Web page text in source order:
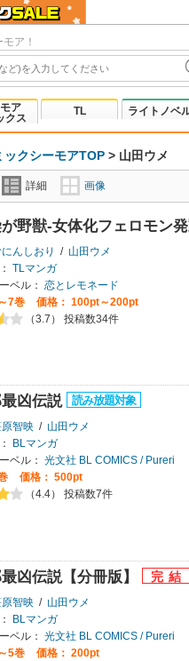
ア！
ア
クス
TL ライトノベ
クシーモアTOP > 山田ウメ
詳細 画像
野獣-女体化フェロモン
んしおり / 山田ウメ
TLマンガ
ベル： 恋とレモネード
7巻
価格： 100pt～200pt
（3.7） 投稿数34件
凶伝説
智映 / 山田ウメ
BLマンガ
ベル： 光文社 BL COMICS / Pureri
価格： 500pt
（4.4） 投稿数7件
凶伝説【分冊版】
智映 / 山田ウメ
BLマンガ
ベル： 光文社 BL COMICS / Pureri
5巻
価格： 200pt